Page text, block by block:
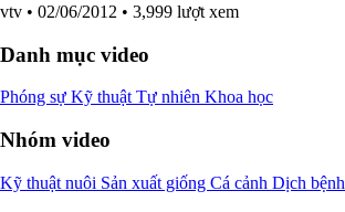
vtv • 02/06/2012 • 3,999 lượt xem
Danh mục video
Phóng sự Kỹ thuật Tự nhiên Khoa học
Nhóm video
Kỹ thuật nuôi Sản xuất giống Cá cảnh Dịch bệnh